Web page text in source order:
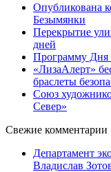
Опубликована
Безымянки
Перекрытие
дней
Программу Дня
«ЛизаАлерт»
браслеты
Союз
Север»
Свежие комментарии
Департамент
Владислав